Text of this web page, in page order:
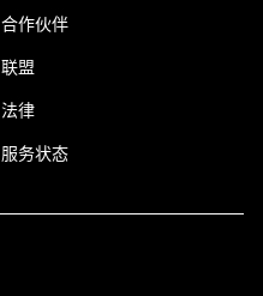
合作伙伴
联盟
法律
服务状态